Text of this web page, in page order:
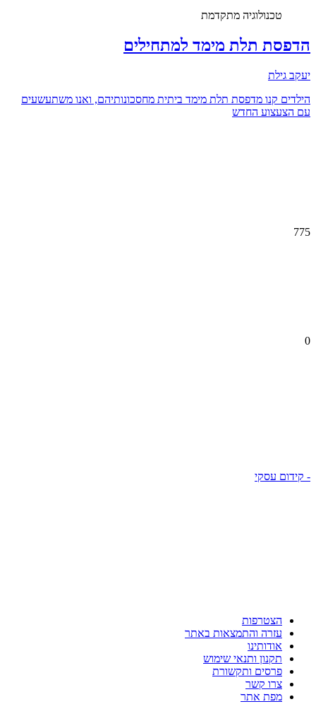
טכנולוגיה מתקדמת
הדפסת תלת מימד למתחילים
יעקב גילת
הילדים קנו מדפסת תלת מימד ביתית מחסכונותיהם, ואנו משתעשעים
עם הצעצוע החדש
775
0
- קידום עסקי
הצטרפות
עזרה והתמצאות באתר
אודותינו
תקנון ותנאי שימוש
פרסים ותקשורת
צרו קשר
מפת אתר